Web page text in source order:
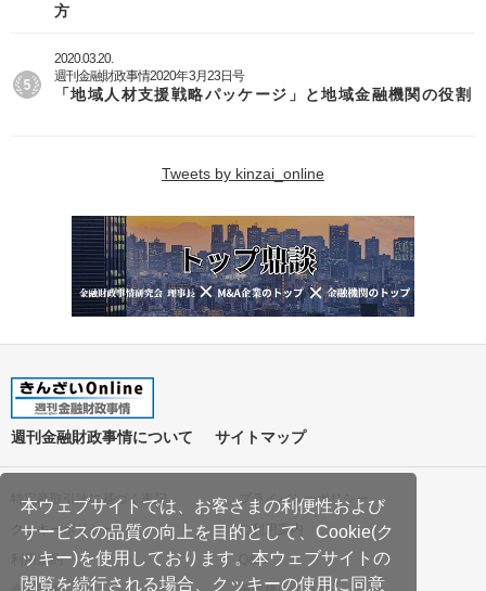
本ウェブサイトでは、お客さまの利便性および
サービスの品質の向上を目的として、Cookie(ク
ッキー)を使用しております。本ウェブサイトの
閲覧を続行される場合、クッキーの使用に同意
方
2020.03.20.
週刊金融財政事情2020年3月23日号
「地域人材支援戦略パッケージ」と地域金融機関の役割
Tweets by kinzai_online
週刊金融財政事情について サイトマップ
特定商取引法に基づく表記
プライバシーポリシー
クッキーポリシー
ご利用案内
利用規約
Q&A